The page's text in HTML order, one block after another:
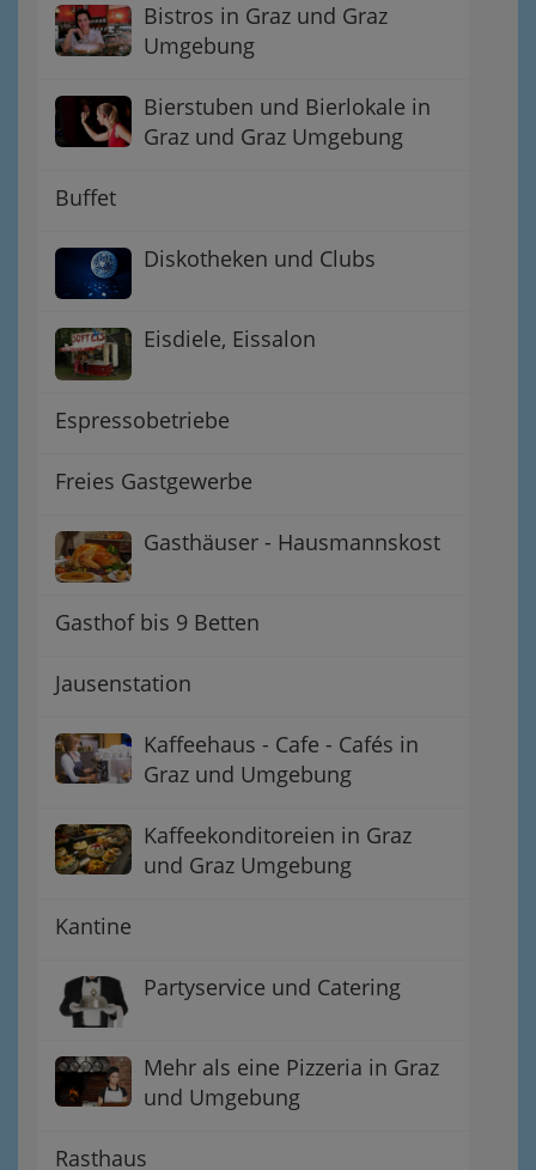
Bistros in Graz und Graz
Umgebung
Bierstuben und Bierlokale in
Graz und Graz Umgebung
Buffet
Diskotheken und Clubs
Eisdiele, Eissalon
Espressobetriebe
Freies Gastgewerbe
Gasthäuser - Hausmannskost
Gasthof bis 9 Betten
Jausenstation
Kaffeehaus - Cafe - Cafés in
Graz und Umgebung
Kaffeekonditoreien in Graz
und Graz Umgebung
Kantine
Partyservice und Catering
Mehr als eine Pizzeria in Graz
und Umgebung
Rasthaus